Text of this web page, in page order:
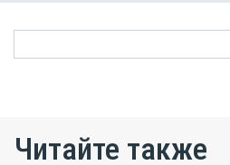
Читайте также